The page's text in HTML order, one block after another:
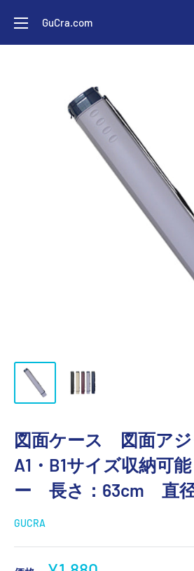
テ
GuCra.com
図面ケース 図面ア
A1・B1サイズ収納可
ー 長さ：63cm 直径
GUCRA